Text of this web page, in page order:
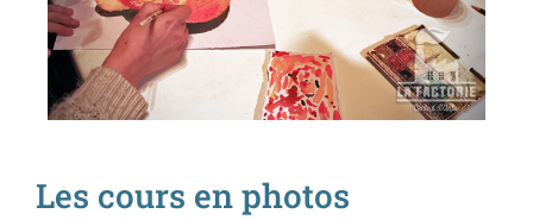
Les cours en photos